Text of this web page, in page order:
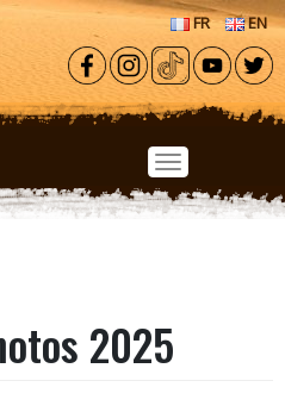
Aller au contenu principal
FR EN
2025